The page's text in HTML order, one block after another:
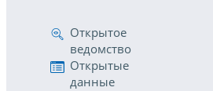
Открытое
ведомство
Открытые
данные